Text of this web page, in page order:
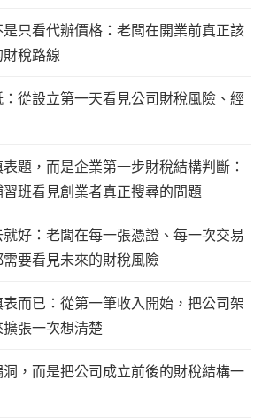
只看代辦價格：老闆在開業前真正該
稅路線
從設立第一天看見公司財稅風險、經
題，而是企業第一步財稅結構判斷：
班看見創業者真正搜尋的問題
好：老闆在每一張憑證、每一次交易
要看見未來的財稅風險
而已：從第一筆收入開始，把公司架
張一次想清楚
，而是把公司成立前後的財稅結構一